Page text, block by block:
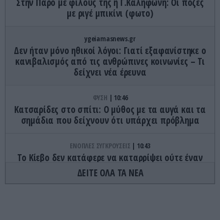
με ριγέ μπικίνι (φωτο)
ygeiamasnews.gr
Δεν ήταν μόνο ηθικοί λόγοι: Γιατί εξαφανίστηκε ο
κανιβαλισμός από τις ανθρώπινες κοινωνίες – Τι
δείχνει νέα έρευνα
ΦΥΣΗ 10:46
Κατσαρίδες στο σπίτι: Ο μύθος με τα αυγά και τα
σημάδια που δείχνουν ότι υπάρχει πρόβλημα
ΕΝΟΠΛΕΣ ΣΥΓΚΡΟΥΣΕΙΣ 10:43
Το Κίεβο δεν κατάφερε να καταρρίψει ούτε έναν
από τους 38 ρωσικούς πυραύλους που
εκτοξεύτηκαν εναντίον του
ΔΕΙΤΕ ΟΛΑ ΤΑ ΝΕΑ